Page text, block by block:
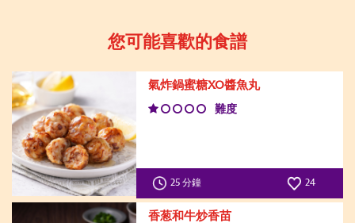
您可能喜歡的食譜
氣炸鍋蜜糖XO醬魚丸
難度
25 分鐘 24
香葱和牛炒香苗